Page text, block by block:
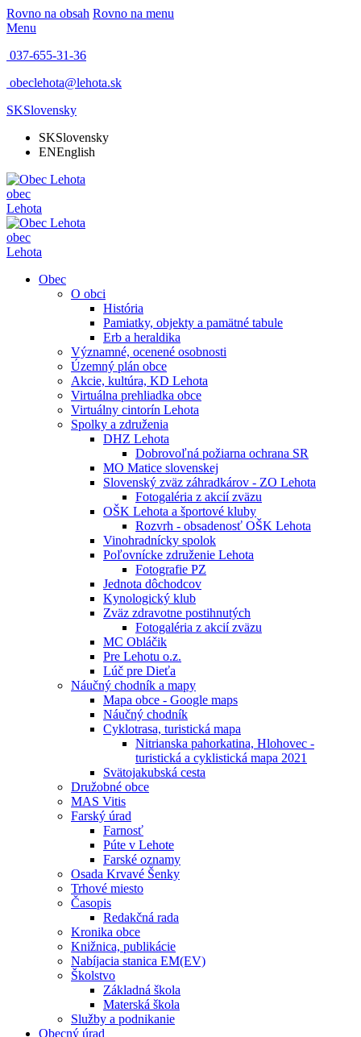
Rovno na obsah Rovno na menu
Menu
037-655-31-36
obeclehota@lehota.sk
SKSlovensky
SKSlovensky
ENEnglish
obec
Lehota
obec
Lehota
Obec
O obci
História
Pamiatky, objekty a pamätné tabule
Erb a heraldika
Významné, ocenené osobnosti
Územný plán obce
Akcie, kultúra, KD Lehota
Virtuálna prehliadka obce
Virtuálny cintorín Lehota
Spolky a združenia
DHZ Lehota
Dobrovoľná požiarna ochrana SR
MO Matice slovenskej
Slovenský zväz záhradkárov - ZO Lehota
Fotogaléria z akcií zväzu
OŠK Lehota a športové kluby
Rozvrh - obsadenosť OŠK Lehota
Vinohradnícky spolok
Poľovnícke združenie Lehota
Fotografie PZ
Jednota dôchodcov
Kynologický klub
Zväz zdravotne postihnutých
Fotogaléria z akcií zväzu
MC Obláčik
Pre Lehotu o.z.
Lúč pre Dieťa
Náučný chodník a mapy
Mapa obce - Google maps
Náučný chodník
Cyklotrasa, turistická mapa
Nitrianska pahorkatina, Hlohovec -
turistická a cyklistická mapa 2021
Svätojakubská cesta
Družobné obce
MAS Vitis
Farský úrad
Farnosť
Púte v Lehote
Farské oznamy
Osada Krvavé Šenky
Trhové miesto
Časopis
Redakčná rada
Kronika obce
Knižnica, publikácie
Nabíjacia stanica EM(EV)
Školstvo
Základná škola
Materská škola
Služby a podnikanie
Obecný úrad